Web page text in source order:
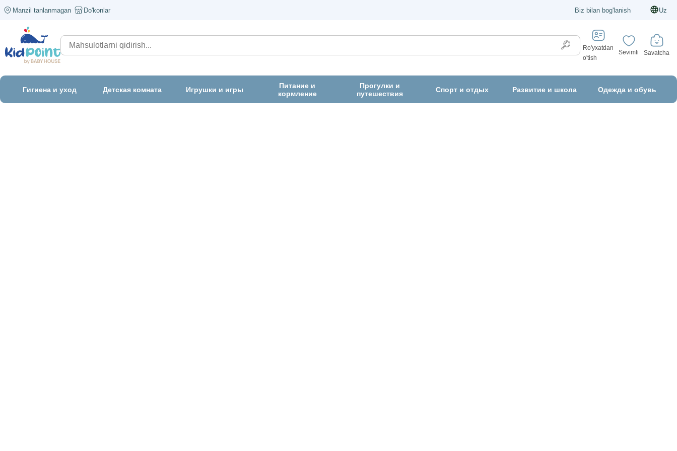
Manzil tanlanmagan Do'konlar Biz bilan bog'lanish Uz
Ro'yxatdan
o'tish
Sevimli Savatcha
Гигиена и уход Детская комната Игрушки и игры
Питание и
кормление
Прогулки и
путешествия
Спорт и отдых Развитие и школа Одежда и обувь